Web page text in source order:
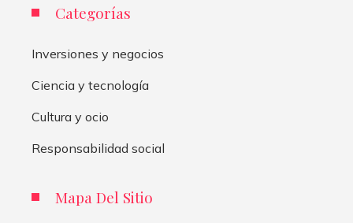
Categorías
Inversiones y negocios
Ciencia y tecnología
Cultura y ocio
Responsabilidad social
Mapa Del Sitio